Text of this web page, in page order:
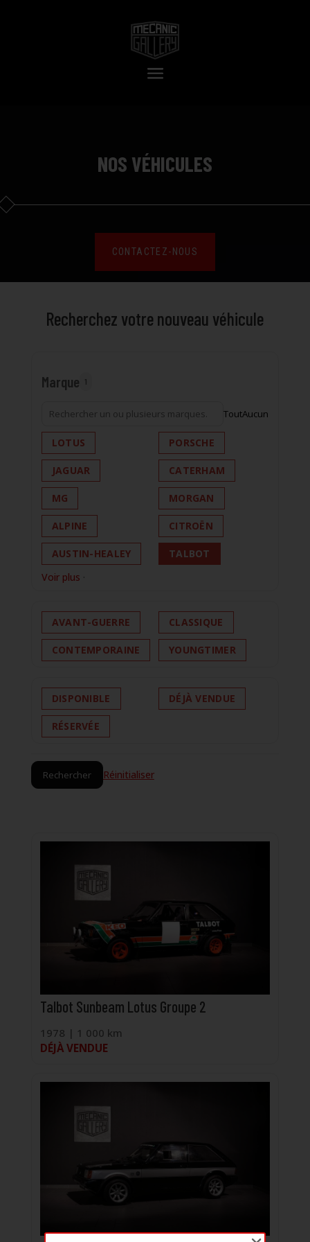
NOS VÉHICULES
CONTACTEZ-NOUS
Recherchez votre nouveau véhicule
Marque 1
ToutAucun
LOTUS PORSCHE
JAGUAR CATERHAM
MG MORGAN
ALPINE CITROËN
AUSTIN-HEALEY
TALBOT
Voir plus ·
AVANT-GUERRE CLASSIQUE
CONTEMPORAINE YOUNGTIMER
DISPONIBLE DÉJÀ VENDUE
RÉSERVÉE
Rechercher Réinitialiser
Talbot Sunbeam Lotus Groupe 2
1978 | 1 000 km
DÉJÀ VENDUE